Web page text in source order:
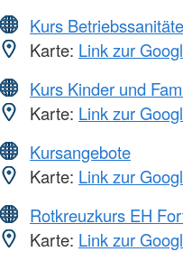
Kurs
Karte: Link zur
Kurs Kinder und
Karte: Link zur
Kursangebote
Karte: Link zur
Rotkreuzkurs EH
Karte: Link zur